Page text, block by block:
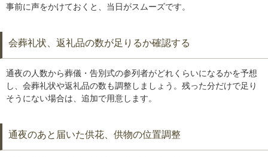
事前に声をかけておくと、当日がスムーズです。
会葬礼状、返礼品の数が足りるか確認する
通夜の人数から葬儀・告別式の参列者がどれくらいになるかを予想
し、会葬礼状や返礼品の数も調整しましょう。残った分だけで足り
そうにない場合は、追加で用意します。
通夜のあと届いた供花、供物の位置調整